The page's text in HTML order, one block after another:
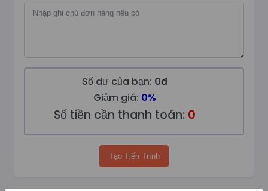
Số dư của bạn: 0đ
Giảm giá: 0%
Số tiền cần thanh toán: 0
Tạo Tiến Trình